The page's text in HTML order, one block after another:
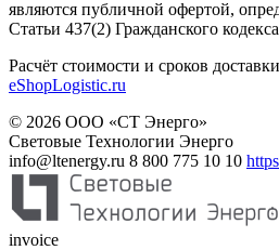
являются публичной офертой,
Статьи 437(2) Гражданского
Расчёт стоимости и сроков
eShopLogistic.ru
© 2026 ООО «СТ Энерго»
Световые Технологии Энерго
info@ltenergy.ru 8 800 775 10 10
invoice